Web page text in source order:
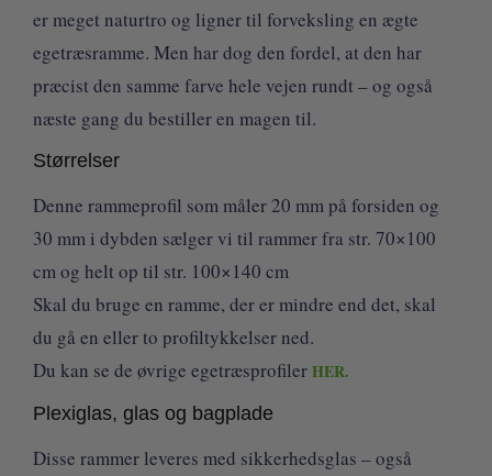
er meget naturtro og ligner til forveksling en ægte
egetræsramme. Men har dog den fordel, at den har
præcist den samme farve hele vejen rundt – og også
næste gang du bestiller en magen til.
Størrelser
Denne rammeprofil som måler 20 mm på forsiden og
30 mm i dybden sælger vi til rammer fra str. 70×100
cm og helt op til str. 100×140 cm
Skal du bruge en ramme, der er mindre end det, skal
du gå en eller to profiltykkelser ned.
Du kan se de øvrige egetræsprofilerHER.
Plexiglas, glas og bagplade
Disse rammer leveres med sikkerhedsglas – også